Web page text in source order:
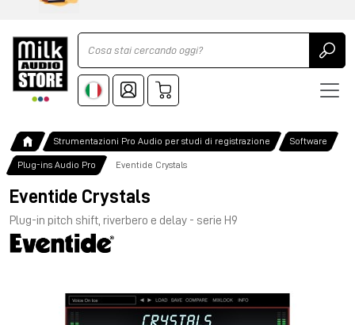
Ricerca
Strumentazioni Pro Audio per studi di registrazione Software
Plug-ins Audio Pro Eventide Crystals
Eventide Crystals
Plug-in pitch shift, riverbero e delay - serie H9